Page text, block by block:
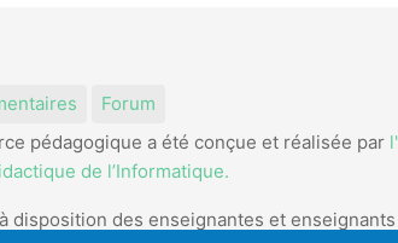
Forum
pédagogique a été conçue et réalisée par
de l’Informatique.
disposition des enseignantes et